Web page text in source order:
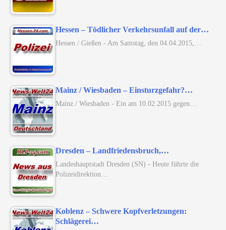
Hessen – Tödlicher Verkehrsunfall auf der…
Hessen / Gießen - Am Samstag, den 04.04.2015,…
Mainz / Wiesbaden – Einsturzgefahr?…
Mainz / Wiesbaden - Ein am 10.02.2015 gegen…
Dresden – Landfriedensbruch,…
Landeshauptstadt Dresden (SN) - Heute führte die
Polizeidirektion…
Koblenz – Schwere Kopfverletzungen:
Schlägerei…